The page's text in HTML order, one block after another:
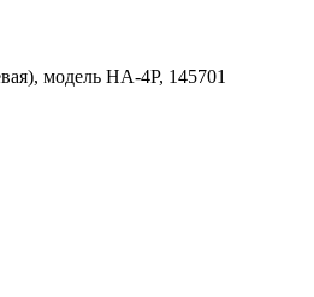
модель HA-4P, 145701